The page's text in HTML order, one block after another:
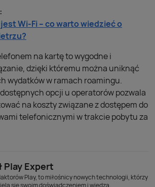
Wi-Fi – co warto wiedzieć o
na kartę to wygodne i
dzięki któremu można uniknąć
wydatków w ramach roamingu.
opcji u operatorów pozwala
na koszty związane z dostępem do
telefonicznymi w trakcie pobytu za
Play Expert
Play, to miłośnicy nowych technologii, którzy
się swoim doświadczeniem i wiedzą.